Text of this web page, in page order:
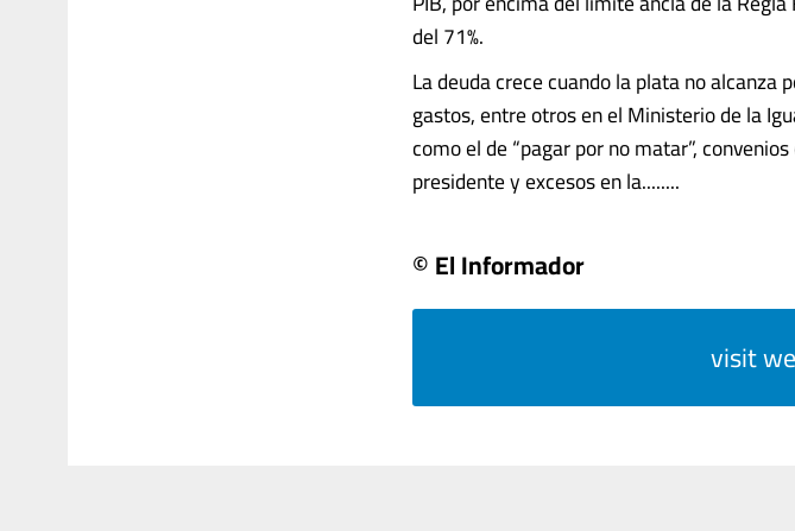
del 71%.
La deuda crece cuando la plata no alcanza
gastos, entre otros en el Ministerio de la
como el de “pagar por no matar”,
presidente y excesos en la........
© El Informador
visit